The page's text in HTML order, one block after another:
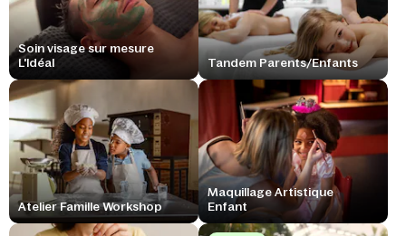
Soin visage sur mesure
L'Idéal
Tandem Parents/Enfants
Atelier Famille Workshop
Maquillage Artistique
Enfant